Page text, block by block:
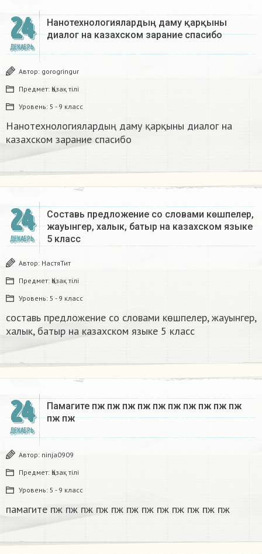
24
ДЕКАБРЬ
Нанотехнологиялардың даму қарқыны
диалог на казахском зарание спасибо
Автор: gorogringur
Предмет: Қазақ тiлi
Уровень: 5 - 9 класс
Нанотехнологиялардың даму қарқыны диалог на
казахском зарание спасибо
24
ДЕКАБРЬ
Составь предложение со словами көшпелер,
жауынгер, халык, батыр на казахском языке
5 класс​
Автор: НастяТит
Предмет: Қазақ тiлi
Уровень: 5 - 9 класс
составь предложение со словами көшпелер, жауынгер,
халык, батыр на казахском языке 5 класс​
24
ДЕКАБРЬ
Памагите пж пж пж пж пж пж пж пж пж пж
пж пж​
Автор: ninja0909
Предмет: Қазақ тiлi
Уровень: 5 - 9 класс
памагите пж пж пж пж пж пж пж пж пж пж пж пж​